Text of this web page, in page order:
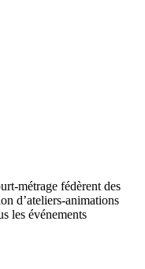
métrage fédèrent des
d’ateliers-animations
les événements